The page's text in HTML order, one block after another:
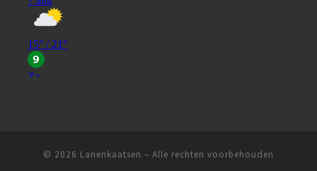
© 2026 Lanenkaatsen – Alle rechten voorbehouden